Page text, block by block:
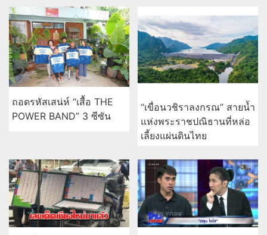
ถอดรหัสเสน่ห์ “เสื้อ THE
POWER BAND” 3 ซีซัน
“เขื่อนวชิราลงกรณ” สายน้ำ
แห่งพระราชปณิธานที่หล่อ
เลี้ยงแผ่นดินไทย